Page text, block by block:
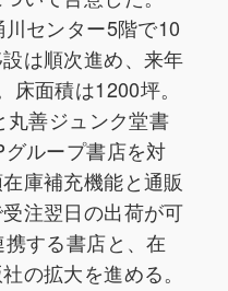
センター5階で10
は順次進め、来年
面積は1200坪。
善ジュンク堂書
ループ書店を対
庫補充機能と通販
注翌日の出荷が可
する書店と、在
の拡大を進める。